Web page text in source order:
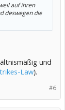
auf ihren
deswegen die
und
Law).
#6